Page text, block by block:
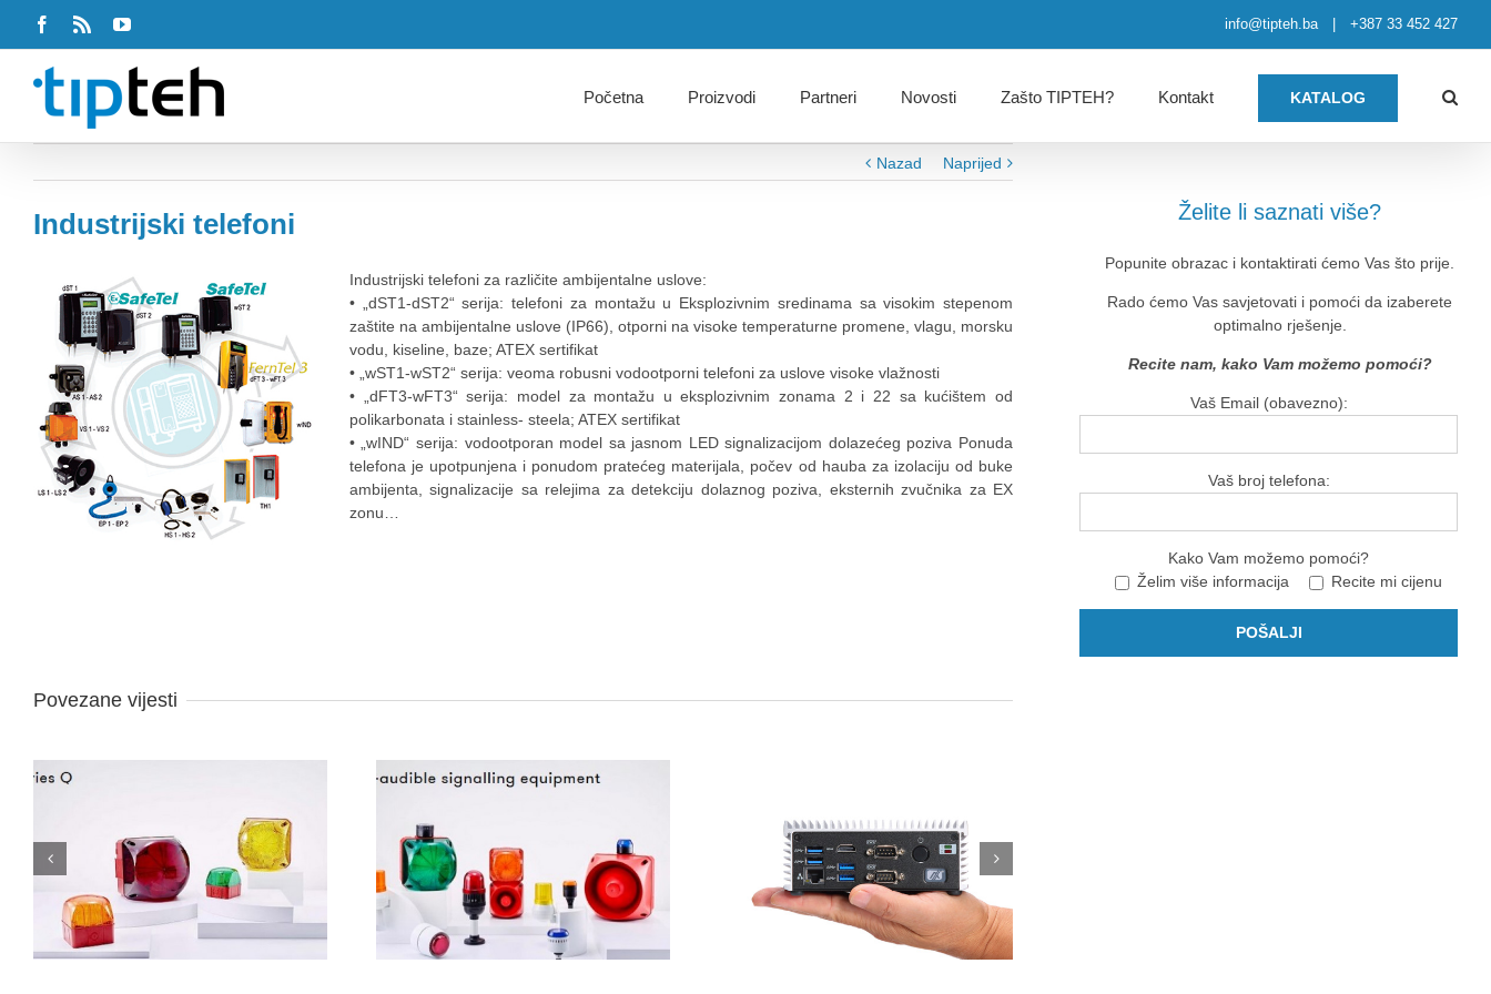
Facebook
Rss Youtube info@tipteh.ba +387 33 452 427
Početna Proizvodi Partneri Novosti Zašto TIPTEH? Kontakt KATALOG
Nazad Naprijed
Industrijski telefoni
Industrijski telefoni za različite ambijentalne uslove:
• „dST1-dST2“ serija: telefoni za montažu u Eksplozivnim sredinama sa visokim stepenom
zaštite na ambijentalne uslove (IP66), otporni na visoke temperaturne promene, vlagu, morsku
vodu, kiseline, baze; ATEX sertifikat
• „wST1-wST2“ serija: veoma robusni vodootporni telefoni za uslove visoke vlažnosti
• „dFT3-wFT3“ serija: model za montažu u eksplozivnim zonama 2 i 22 sa kućištem od
polikarbonata i stainless- steela; ATEX sertifikat
• „wIND“ serija: vodootporan model sa jasnom LED signalizacijom dolazećeg poziva Ponuda
telefona je upotpunjena i ponudom pratećeg materijala, počev od hauba za izolaciju od buke
ambijenta, signalizacije sa relejima za detekciju dolaznog poziva, eksternih zvučnika za EX
zonu…
Povezane vijesti
Želite li saznati više?
Popunite obrazac i kontaktirati ćemo Vas što prije.
Rado ćemo Vas savjetovati i pomoći da izaberete
optimalno rješenje.
Recite nam, kako Vam možemo pomoći?
Vaš Email (obavezno):
Vaš broj telefona:
Kako Vam možemo pomoći?
Želim više informacija
Recite mi cijenu